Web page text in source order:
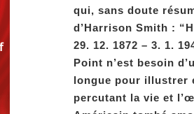
qui, sans doute
d’Harrison Smith : “
29. 12. 1872 – 3. 1.
Point n’est besoin
longue pour illustrer
percutant la vie et